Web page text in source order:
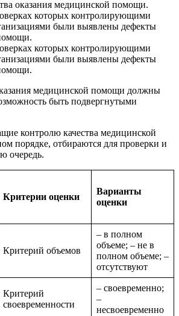
оказания медицинской помощи.
которых контролирующими
были выявлены дефекты
которых контролирующими
были выявлены дефекты
медицинской помощи должны
быть подвергнутыми
контролю качества медицинской
порядке, отбираются для проверки и
очередь.
Критерии оценки
Варианты
оценки
Критерий объемов
– в полном
объеме; – не в
полном объеме; –
отсутствуют
Критерий
своевременности
– своевременно;
–
несвоевременно